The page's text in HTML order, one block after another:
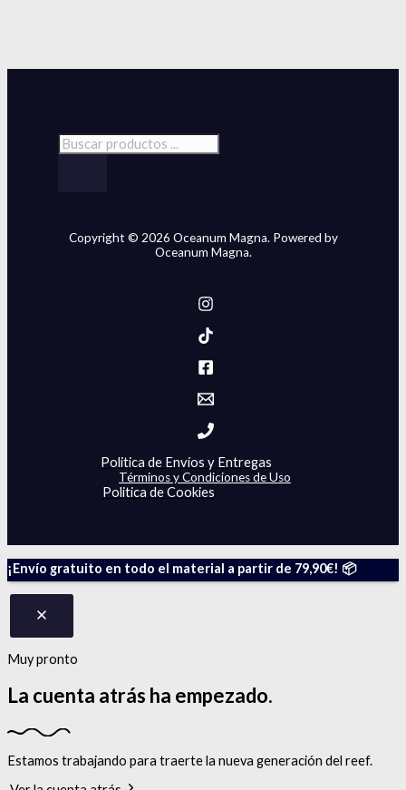
Copyright © 2026 Oceanum Magna. Powered by
Oceanum Magna.
Politica de Envíos y Entregas
Términos y Condiciones de Uso
Politica de Cookies
¡Envío gratuito en todo el material a partir de 79,90€! 📦
Muy pronto
La cuenta atrás ha empezado.
Estamos trabajando para traerte la nueva generación del reef.